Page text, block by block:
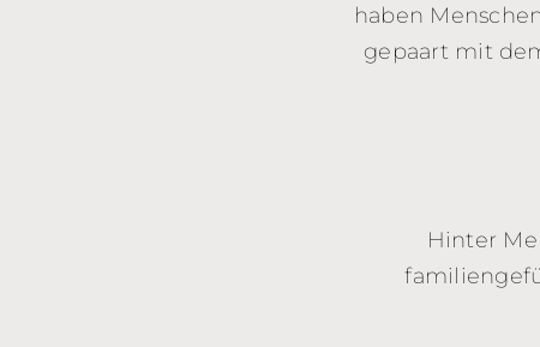
haben
gepaart mit
Hinter